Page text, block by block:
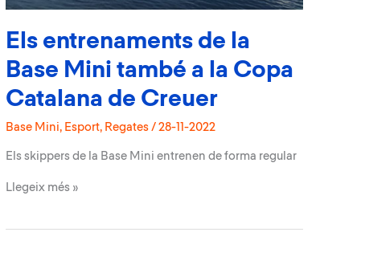
Els entrenaments de la
Base Mini també a la Copa
Catalana de Creuer
Base Mini, Esport, Regates / 28-11-2022
Els skippers de la Base Mini entrenen de forma regular
Els
la
Llegeix més »